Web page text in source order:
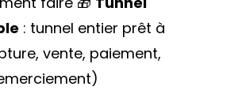
: tunnel entier prêt à
vente, paiement,